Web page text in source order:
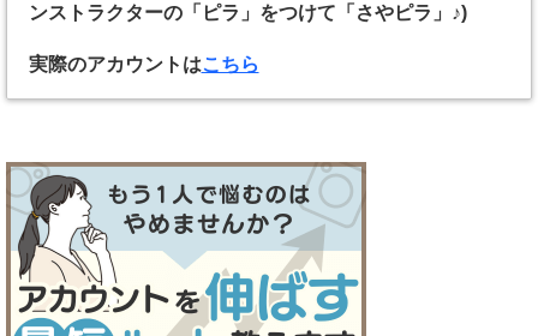
ンストラクターの「ピラ」をつけて「さやピラ」♪)
実際のアカウントはこちら